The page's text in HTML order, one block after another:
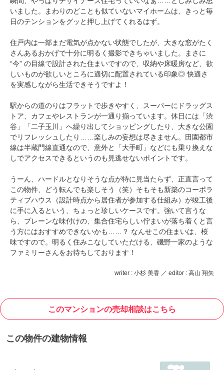
いました。まわりのどことも似ていないマイホームは、きっと毎
日のテンションをグッと押し上げてくれるはず。
住戸内は一部まだ電気が点かない状態でしたが、大きな窓がたく
さんあるおかげで十分に明るく撮影できちゃいました。まさに
“今” の目線で設計された住まいですので、収納や床暖房など、欲
しいものが欲しいところに適切に配置されている印象◎ 快適さ
を実感しながら生活できそうですよ！
駅からの道のりはフラットで歩きやすく、スーパーにドラッグス
トア、カフェやレストランが一通り揃っています。休日には「渋
谷」「二子玉川」へ繰り出してショッピングしたり、大きな公園
でリフレッシュしたり……楽しみの妄想は尽きません。田園都市
線は半蔵門線直通なので、意外と「大手町」などにも乗り換えな
しでアクセスできるというのも見逃せないポイントです。
うーん、ハードルとなりそうな点が特に見当たらず、正直言って
この物件、どう転んでも楽しそう（笑）そもそも新築のコーポラ
ティブハウス（設計時点から居住者が参加する仕組み）が竣工後
に手に入るという、ちょっと珍しいケースです。強いて言うな
ら、プレーンな味付けの、集合住宅らしい佇まいが落ち着くと言
う方にはおすすめできないかも……？ なんせこの住まいは、桜
味ですので。明るく住みこなしていただける、磯野一家のような
ファミリーさんをお待ちしております！
writer : 小杉 美香 ／ editor : 高山 翔矢
このマンションの売却相談はこちら
この物件の建物情報